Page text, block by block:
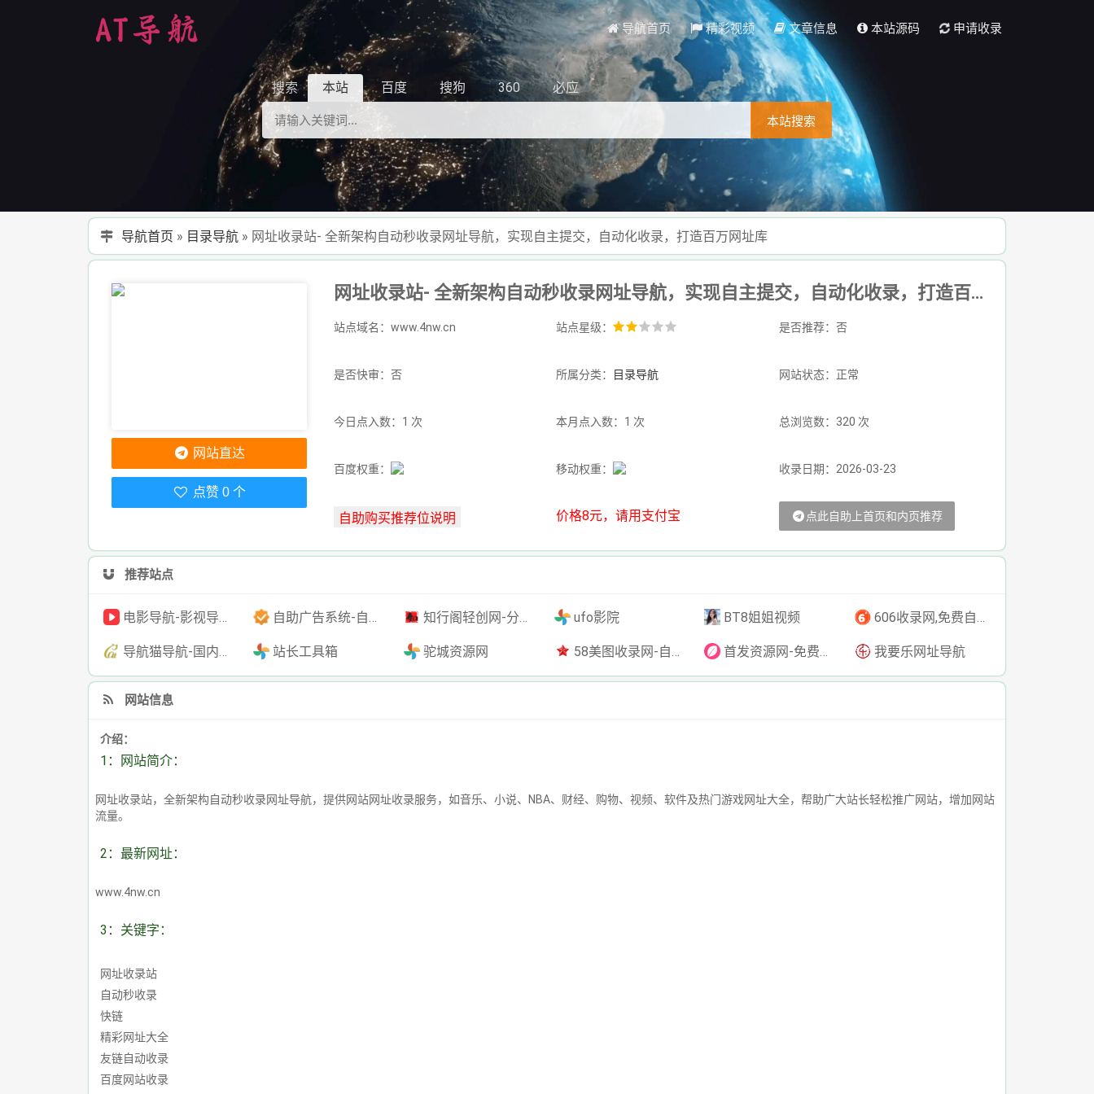
导航首页 精彩视频 文章信息 本站源码 申请收录
搜索 本站 百度 搜狗 360 必应
本站搜索
导航首页 » 目录导航 » 网址收录站- 全新架构自动秒收录网址导航，实现自主提交，自动化收录，打造百万网址库
网址收录站- 全新架构自动秒收录网址导航，实现自主提交，自动化收录，打造百万网址库
站点域名：www.4nw.cn 站点星级： 是否推荐：否
是否快审：否 所属分类： 目录导航 网站状态：正常
今日点入数：1 次 本月点入数：1 次 总浏览数：320 次
百度权重： 移动权重： 收录日期：2026-03-23
价格8元，请用支付宝 点此自助上首页和内页推荐
网站直达
点赞 0 个
推荐站点
电影导航-影视导航-电影搜索-影视搜索-电影站收录 自助广告系统-自助广告源码-自助投放广告插件 知行阁轻创网-分享网络赚钱项目-全网首发副业项目实操平台-副业创业项目网 ufo影院 BT8姐姐视频 606收录网,免费自动秒收录网址,提供自动收录,网站导航大全源码,自动链,友情链接交换。
导航猫导航-国内专业的技术资源网分类平台 站长工具箱 驼城资源网 58美图收录网-自动收录网站-流量交换-自动链 首发资源网-免费资源下载-最新php源码下载-热门资源下载 我要乐网址导航
网站信息
介绍：
1：网站简介：
网址收录站，全新架构自动秒收录网址导航，提供网站网址收录服务，如音乐、小说、NBA、财经、购物、视频、软件及热门游戏网址大全，帮助广大站长轻松推广网站，增加网站
流量。
2：最新网址：
www.4nw.cn
3：关键字：
网址收录站
自动秒收录
快链
精彩网址大全
友链自动收录
百度网站收录